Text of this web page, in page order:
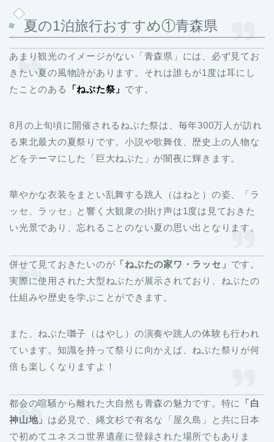
夏の1泊旅行おすすめ①青森県
あまり観光のイメージがない「青森県」には、必ず見てお
きたい夏の風物詩があります。それは誰もが1度は耳にし
たことのある
「ねぶた祭」 です。
8月の上旬頃に開催されるねぶた祭は、毎年300万人が訪れ
る東北最大の夏祭りです。小説や歌舞伎、歴史上の人物な
どをテーマにした「巨大ねぶた」が闇夜に輝きます。
華やかな衣装をまとい乱舞する跳人（はねと）の姿、「ラ
ッセ、ラッセ」と響く大観衆の掛け声は1度は見ておきた
い光景であり、忘れることのない夏の思い出となります。
併せて見ておきたいのが 「ねぶたの家ワ・ラッセ」 です。
実際に使用された大型ねぶたが展示されており、ねぶたの
仕組みや歴史を学ぶことができます。
また、ねぶた囃子（はやし）の演奏や跳人の体験も行われ
ています。知識を持って祭りに向かえば、ねぶた祭りが何
倍も楽しくなりますよ！
都会の喧騒から離れた大自然も青森の魅力です。特に
「白
神山地」 は必見で、縄文杉で有名な「屋久島」と共に日本
で初めてユネスコ世界遺産に登録された場所でもありま